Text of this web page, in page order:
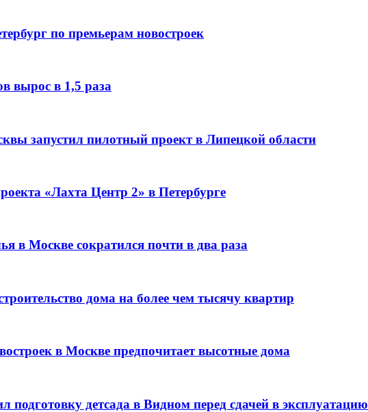
по премьерам новостроек
вырос в 1,5 раза
запустил пилотный проект в Липецкой области
«Лахта Центр 2» в Петербурге
в Москве сократился почти в два раза
дома на более чем тысячу квартир
в Москве предпочитает высотные дома
подготовку детсада в Видном перед сдачей в эксплуатацию